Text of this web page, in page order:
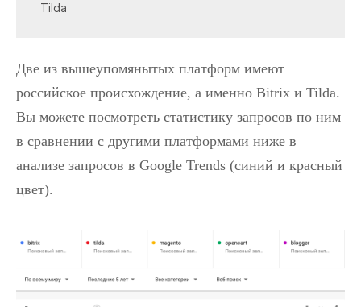
Tilda
Две из вышеупомянытых платформ имеют
российское происхождение, а именно Bitrix и Tilda.
Вы можете посмотреть статистику запросов по ним
в сравнении с другими платформами ниже в
анализе запросов в Google Trends (синий и красный
цвет).